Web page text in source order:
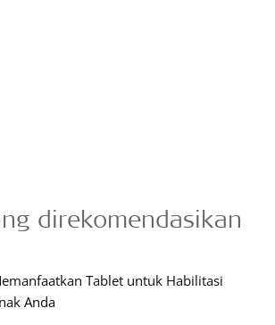
direkomendasikan
Tablet untuk Habilitasi
Anda